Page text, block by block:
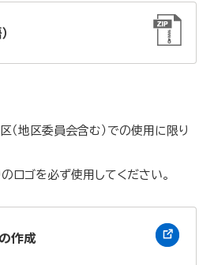
（地区委員会含む）での使用に限り
ロゴを必ず使用してください。
作成